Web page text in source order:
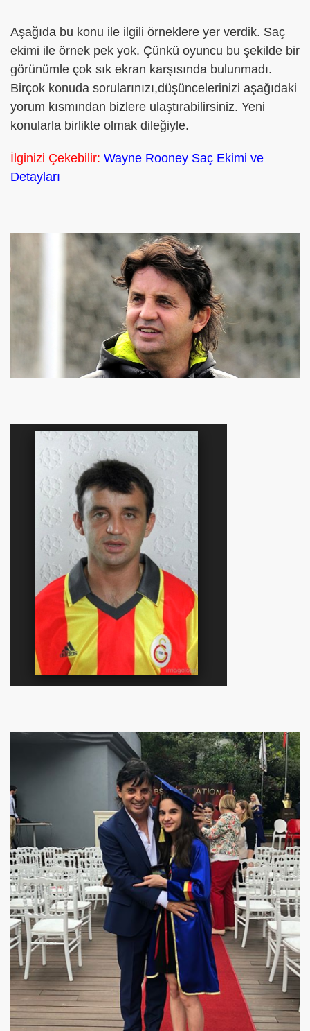
Aşağıda bu konu ile ilgili örneklere yer verdik. Saç
ekimi ile örnek pek yok. Çünkü oyuncu bu şekilde bir
görünümle çok sık ekran karşısında bulunmadı.
Birçok konuda sorularınızı,düşüncelerinizi aşağıdaki
yorum kısmından bizlere ulaştırabilirsiniz. Yeni
konularla birlikte olmak dileğiyle.
İlginizi Çekebilir: Wayne Rooney Saç Ekimi ve
Detayları